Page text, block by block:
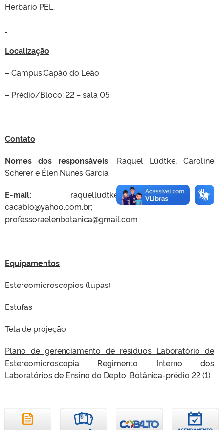
Herbário PEL.
Localização
– Campus:Capão do Leão
– Prédio/Bloco: 22 – sala 05
Contato
Nomes dos responsáveis: Raquel Lüdtke, Caroline
Scherer e Élen Nunes Garcia
E-mail: raquelludtke28@gmail.com ;
cacabio@yahoo.com.br;
professoraelenbotanica@gmail.com
Equipamentos
Estereomicroscópios (lupas)
Estufas
Tela de projeção
Plano de gerenciamento de resíduos Laboratório de
Estereomicroscopia
Regimento Interno dos
Laboratórios de Ensino do Depto. Botânica-prédio 22 (1)